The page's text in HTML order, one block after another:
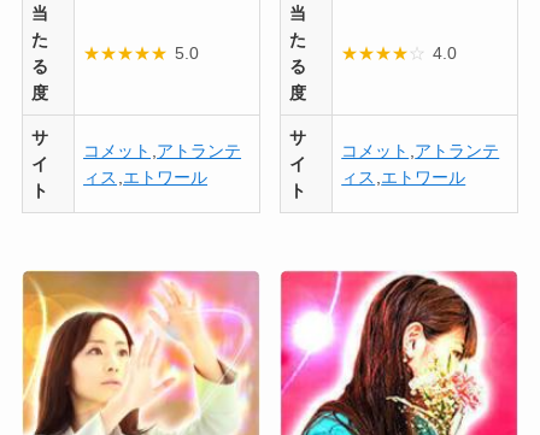
当
た
る
度
★★★★★ 5.0
サ
イ
ト
コメット アトランテ
ィス エトワール
当
た
る
度
★★★★☆ 4.0
サ
イ
ト
コメット アトランテ
ィス エトワール